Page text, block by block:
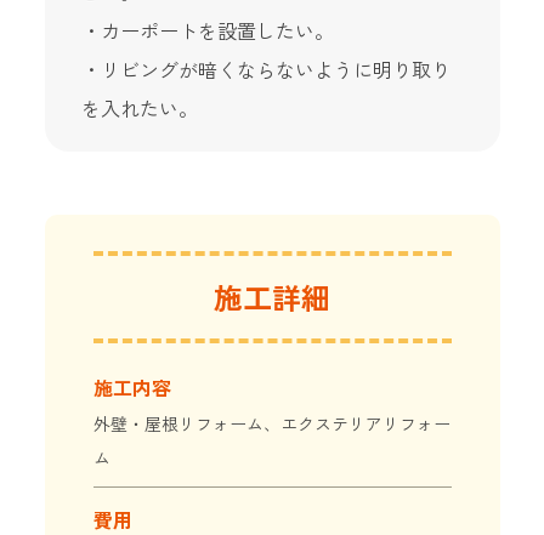
・カーポートを設置したい。
・リビングが暗くならないように明り取り
を入れたい。
施工詳細
施工内容
外壁・屋根リフォーム、エクステリアリフォー
ム
費用